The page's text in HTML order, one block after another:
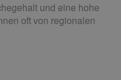
und eine hohe
oft von regionalen